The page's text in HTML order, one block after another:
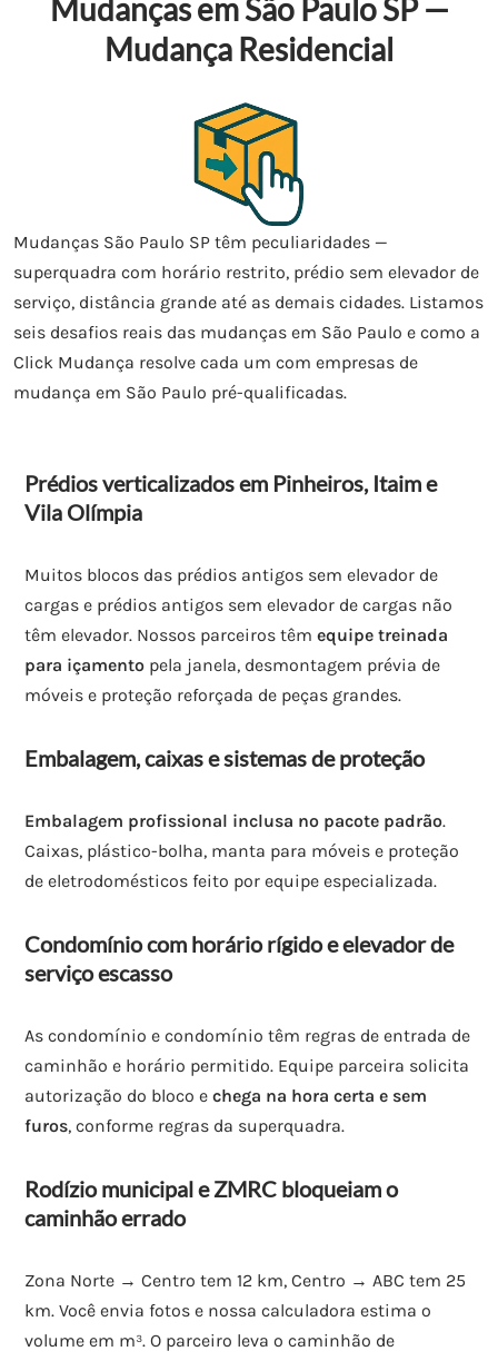
Mudanças em São Paulo SP —
Mudança Residencial
Mudanças São Paulo SP têm peculiaridades —
superquadra com horário restrito, prédio sem elevador de
serviço, distância grande até as demais cidades. Listamos
seis desafios reais das mudanças em São Paulo e como a
Click Mudança resolve cada um com empresas de
mudança em São Paulo pré-qualificadas.
Prédios verticalizados em Pinheiros, Itaim e
Vila Olímpia
Muitos blocos das prédios antigos sem elevador de
cargas e prédios antigos sem elevador de cargas não
têm elevador. Nossos parceiros têmequipe treinada
para içamento pela janela, desmontagem prévia de
móveis e proteção reforçada de peças grandes.
Embalagem, caixas e sistemas de proteção
Embalagem profissional inclusa no pacote padrão.
Caixas, plástico-bolha, manta para móveis e proteção
de eletrodomésticos feito por equipe especializada.
Condomínio com horário rígido e elevador de
serviço escasso
As condomínio e condomínio têm regras de entrada de
caminhão e horário permitido. Equipe parceira solicita
autorização do bloco echega na hora certa e sem
furos, conforme regras da superquadra.
Rodízio municipal e ZMRC bloqueiam o
caminhão errado
Zona Norte → Centro tem 12 km, Centro → ABC tem 25
km. Você envia fotos e nossa calculadora estima o
volume em m³. O parceiro leva o caminhão de